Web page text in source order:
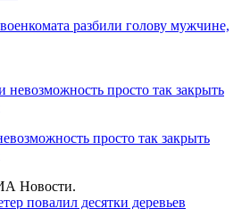
разбили голову мужчине,
просто так закрыть
Новости.